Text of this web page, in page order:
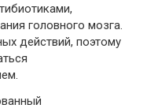
головного мозга.
действий, поэтому